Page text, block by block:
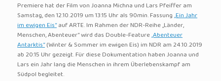
Premiere hat der Film von Joanna Michna und Lars Pfeiffer am
Samstag, den 12.10.2019 um 13:15 Uhr als 90min. Fassung„Ein Jahr
im ewigen Eis“auf ARTE. Im Rahmen der NDR-Reihe „Länder,
Menschen, Abenteuer“ wird das Double-Feature„Abenteuer
Antarktis“(Winter & Sommer im ewigen Eis) im NDR am 24.10.2019
ab 20:15 Uhr gezeigt. Für diese Dokumentation haben Joanna und
Lars ein Jahr lang die Menschen in ihrem Überlebenskampf am
Südpol begleitet.